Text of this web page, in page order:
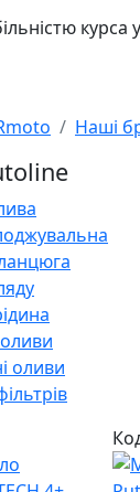
Наші
оливи
оливи